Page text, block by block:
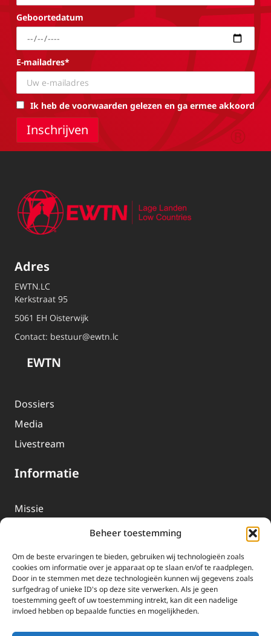
Beheer toestemming
Om de beste ervaringen te bieden, gebruiken wij technologieën zoals
cookies om informatie over je apparaat op te slaan en/of te raadplegen.
Door in te stemmen met deze technologieën kunnen wij gegevens zoals
surfgedrag of unieke ID's op deze site verwerken. Als je geen
toestemming geeft of uw toestemming intrekt, kan dit een nadelige
invloed hebben op bepaalde functies en mogelijkheden.
Geboortedatum
E-mailadres*
Ik heb de voorwaarden gelezen en ga ermee akkoord
Adres
EWTN.LC
Kerkstraat 95
5061 EH Oisterwijk
Contact: bestuur@ewtn.lc
EWTN
Dossiers
Media
Livestream
Informatie
Missie
EWTN-Team
Organisatiegegevens
Doneren